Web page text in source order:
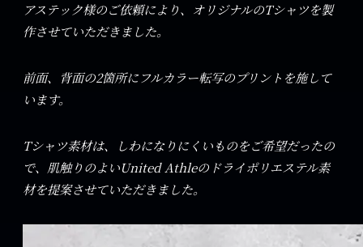
アステック様のご依頼により、オリジナルのTシャツを製
作させていただきました。
前面、背面の2箇所にフルカラー転写のプリントを施して
います。
Tシャツ素材は、しわになりにくいものをご希望だったの
で、肌触りのよいUnited Athleのドライポリエステル素
材を提案させていただきました。